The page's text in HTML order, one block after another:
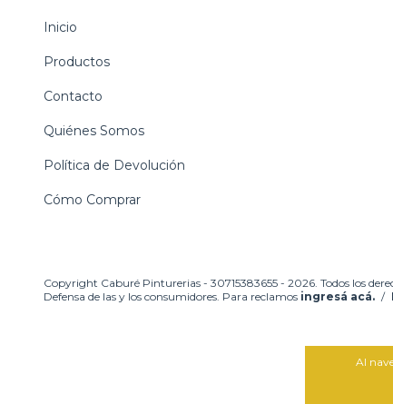
Al
Inicio
Productos
Contacto
Quiénes Somos
Política de Devolución
Cómo Comprar
Copyright Caburé Pinturerias - 30715383655 - 2026. Todos los
Defensa de las y los consumidores. Para reclamos ingresá acá. /